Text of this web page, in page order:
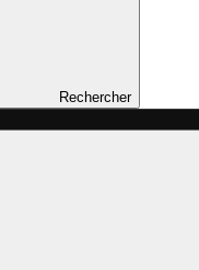
Rechercher